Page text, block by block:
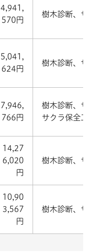
4,941,
570円
樹木診断、
5,041,
624円
樹木診断、
7,946,
766円
樹木診断、
サクラ保全
14,27
6,020
円
樹木診断、
10,90
3,567
円
樹木診断、